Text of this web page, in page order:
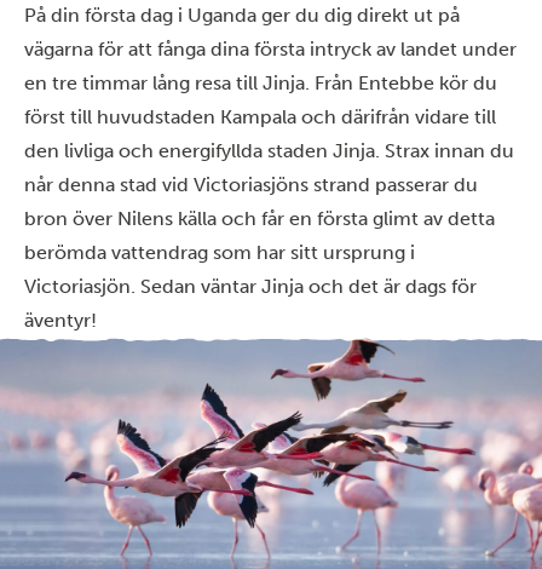
På din första dag i Uganda ger du dig direkt ut på
vägarna för att fånga dina första intryck av landet under
en tre timmar lång resa till Jinja. Från Entebbe kör du
först till huvudstaden Kampala och därifrån vidare till
den livliga och energifyllda staden Jinja. Strax innan du
når denna stad vid Victoriasjöns strand passerar du
bron över Nilens källa och får en första glimt av detta
berömda vattendrag som har sitt ursprung i
Victoriasjön. Sedan väntar Jinja och det är dags för
äventyr!